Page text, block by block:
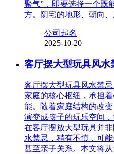
聚气”，即要选择一个既
方。阴宅的地形、朝向
公司起名
2025-10-20
客厅摆大型玩具风
客厅摆大型玩具风水禁
家庭的核心枢纽，承担
能。随着家庭结构的改
演变成孩子的玩乐空间
在客厅摆放大型玩具并
水禁忌，稍有不慎，可
甚至亲子关系。本文将